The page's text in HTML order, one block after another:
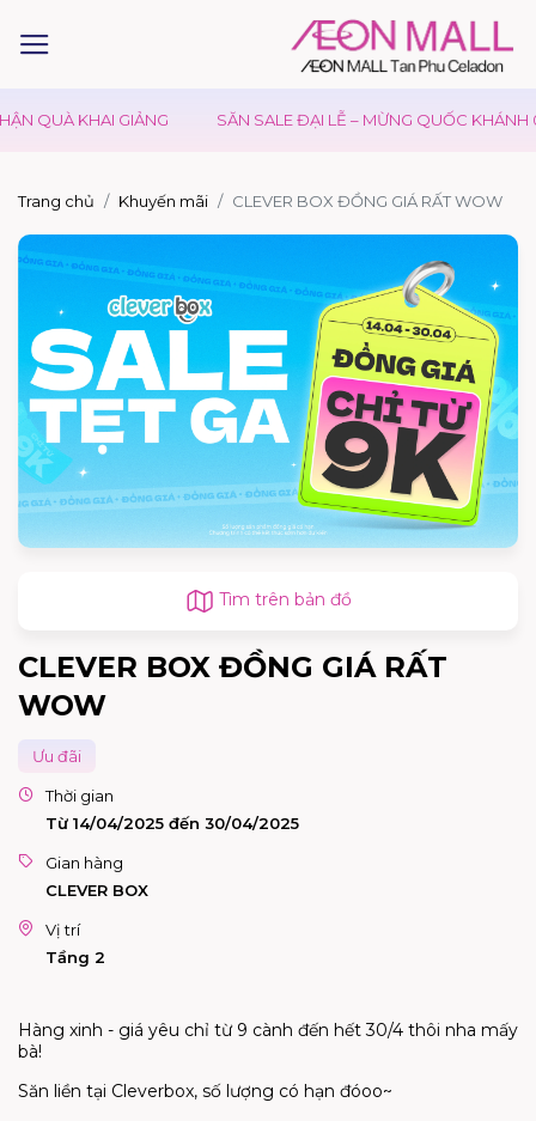
QUÀ KHAI GIẢNG SĂN SALE ĐẠI LỄ – MỪNG QUỐC KHÁNH
Trang chủ Khuyến mãi CLEVER BOX ĐỒNG GIÁ RẤT WOW
Tìm trên bản đồ
CLEVER BOX ĐỒNG GIÁ RẤT
WOW
Ưu đãi
Thời gian
Từ 14/04/2025 đến 30/04/2025
Gian hàng
CLEVER BOX
Vị trí
Tầng 2
Hàng xinh - giá yêu chỉ từ9 cành đến hết 30/4 thôi nha mấy
bà!
Săn liền tại Cleverbox, số lượng có hạn đóoo~